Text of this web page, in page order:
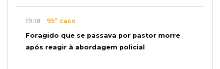
19:18 95º caso
Foragido que se passava por pastor morre
após reagir à abordagem policial